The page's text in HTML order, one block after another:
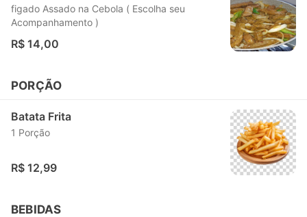
figado Assado na Cebola ( Escolha seu
Acompanhamento )
R$ 14,00
PORÇÃO
Batata Frita
1 Porção
R$ 12,99
BEBIDAS